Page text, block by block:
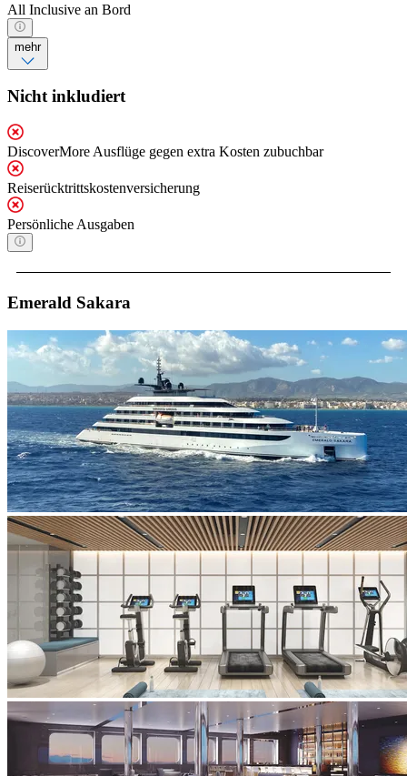
All Inclusive an Bord
mehr
Nicht inkludiert
DiscoverMore Ausflüge gegen extra Kosten zubuchbar
Reiserücktrittskostenversicherung
Persönliche Ausgaben
Emerald Sakara